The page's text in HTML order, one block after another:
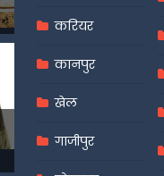
करियर
कानपुर
खेल
गाजीपुर